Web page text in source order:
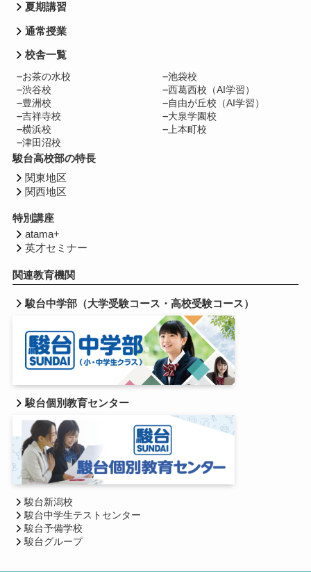
夏期講習
通常授業
校舎一覧
お茶の水校
渋谷校
豊洲校
吉祥寺校
横浜校
津田沼校
池袋校
西葛西校（AI学習）
自由が丘校（AI学習）
大泉学園校
上本町校
駿台高校部の特長
関東地区
関西地区
特別講座
atama+
英才セミナー
関連教育機関
駿台中学部（大学受験コース・高校受験コース）
駿台個別教育センター
駿台新潟校
駿台中学生テストセンター
駿台予備学校
駿台グループ